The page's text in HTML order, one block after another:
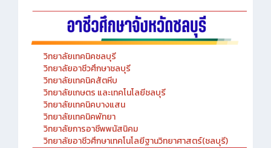
วิทยาลัยเทคนิคชลบุรี
วิทยาลัยอาชีวศึกษาชลบุรี
วิทยาลัยเทคนิคสัตหีบ
วิทยาลัยเกษตร และเทคโนโลยีชลบุรี
วิทยาลัยเทคนิคบางแสน
วิทยาลัยเทคนิคพัทยา
วิทยาลัยการอาชีพพนัสนิคม
วิทยาลัยอาชีวศึกษาเทคโนโลยีฐานวิทยาศาสตร์(ชลบุรี)